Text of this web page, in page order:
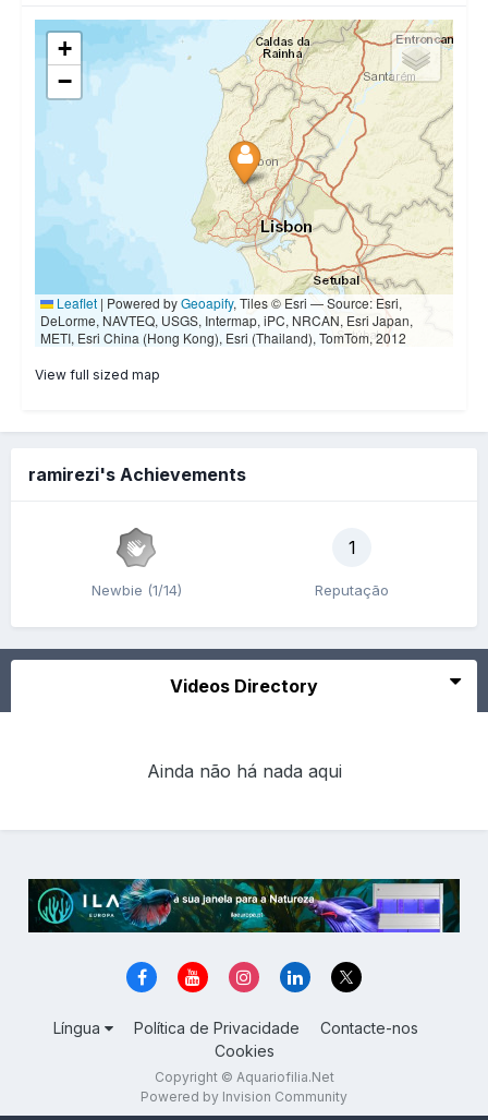
View full sized map
ramirezi's Achievements
Newbie (1/14)
1
Reputação
Videos Directory
Ainda não há nada aqui
Língua Política de Privacidade
Contacte-nos
Cookies
Copyright © Aquariofilia.Net
Powered by Invision Community